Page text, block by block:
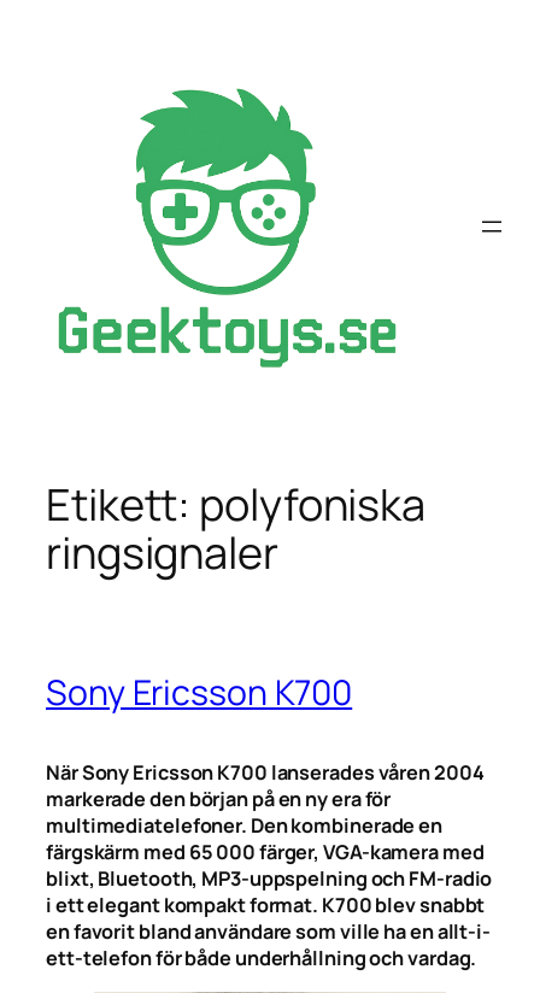
Etikett: polyfoniska
ringsignaler
Sony Ericsson K700
När Sony Ericsson K700 lanserades våren 2004
markerade den början på en ny era för
multimediatelefoner. Den kombinerade en
färgskärm med 65 000 färger, VGA-kamera med
blixt, Bluetooth, MP3-uppspelning och FM-radio
i ett elegant kompakt format. K700 blev snabbt
en favorit bland användare som ville ha en allt-i-
ett-telefon för både underhållning och vardag.